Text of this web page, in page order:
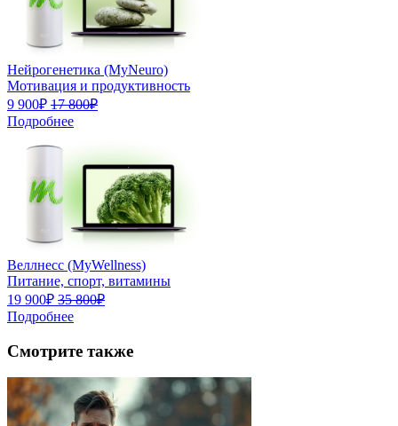
Нейрогенетика (MyNeuro)
Мотивация и продуктивность
9 900₽ 17 800₽
Подробнее
Веллнесс (MyWellness)
Питание, спорт, витамины
19 900₽ 35 800₽
Подробнее
Смотрите также